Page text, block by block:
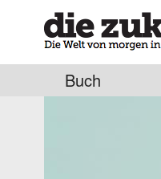
Buch